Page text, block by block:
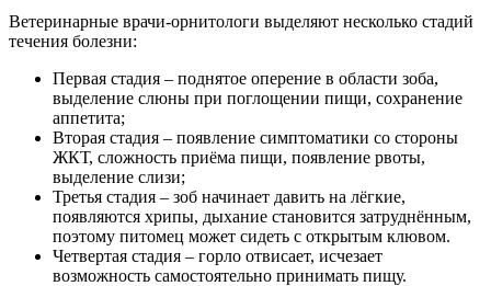
Ветеринарные врачи-орнитологи выделяют несколько стадий
течения болезни:
Первая стадия – поднятое оперение в области зоба,
выделение слюны при поглощении пищи, сохранение
аппетита;
Вторая стадия – появление симптоматики со стороны
ЖКТ, сложность приёма пищи, появление рвоты,
выделение слизи;
Третья стадия – зоб начинает давить на лёгкие,
появляются хрипы, дыхание становится затруднённым,
поэтому питомец может сидеть с открытым клювом.
Четвертая стадия – горло отвисает, исчезает
возможность самостоятельно принимать пищу.